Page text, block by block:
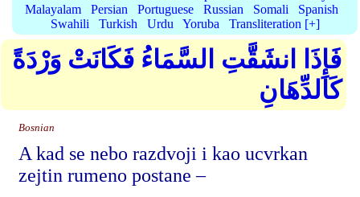
Malayalam
Persian Portuguese Russian Somali
Spanish
Swahili
Turkish Urdu Yoruba Transliteration [+]
فَإِذَا انشَقَّتِ السَّمَاءُ فَكَانَتْ وَرْدَةً
كَالدِّهَانِ
Bosnian
A kad se nebo razdvoji i kao ucvrkan
zejtin rumeno postane –